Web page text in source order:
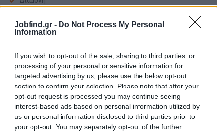
Jobfind.gr - Do Not Process My Personal
Information
If you wish to opt-out of the sale, sharing to third parties, or
processing of your personal or sensitive information for
targeted advertising by us, please use the below opt-out
section to confirm your selection. Please note that after your
opt-out request is processed you may continue seeing
interest-based ads based on personal information utilized by
us or personal information disclosed to third parties prior to
your opt-out. You may separately opt-out of the further
Ασφάλιση